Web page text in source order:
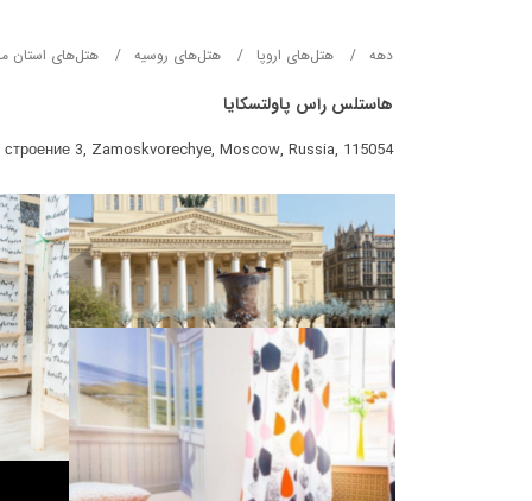
دهه هتل‌های اروپا هتل‌های روسیه هتل‌های استان
هاستلس راس پاولتسکایا
3, Zamoskvorechye, Moscow, Russia, 115054